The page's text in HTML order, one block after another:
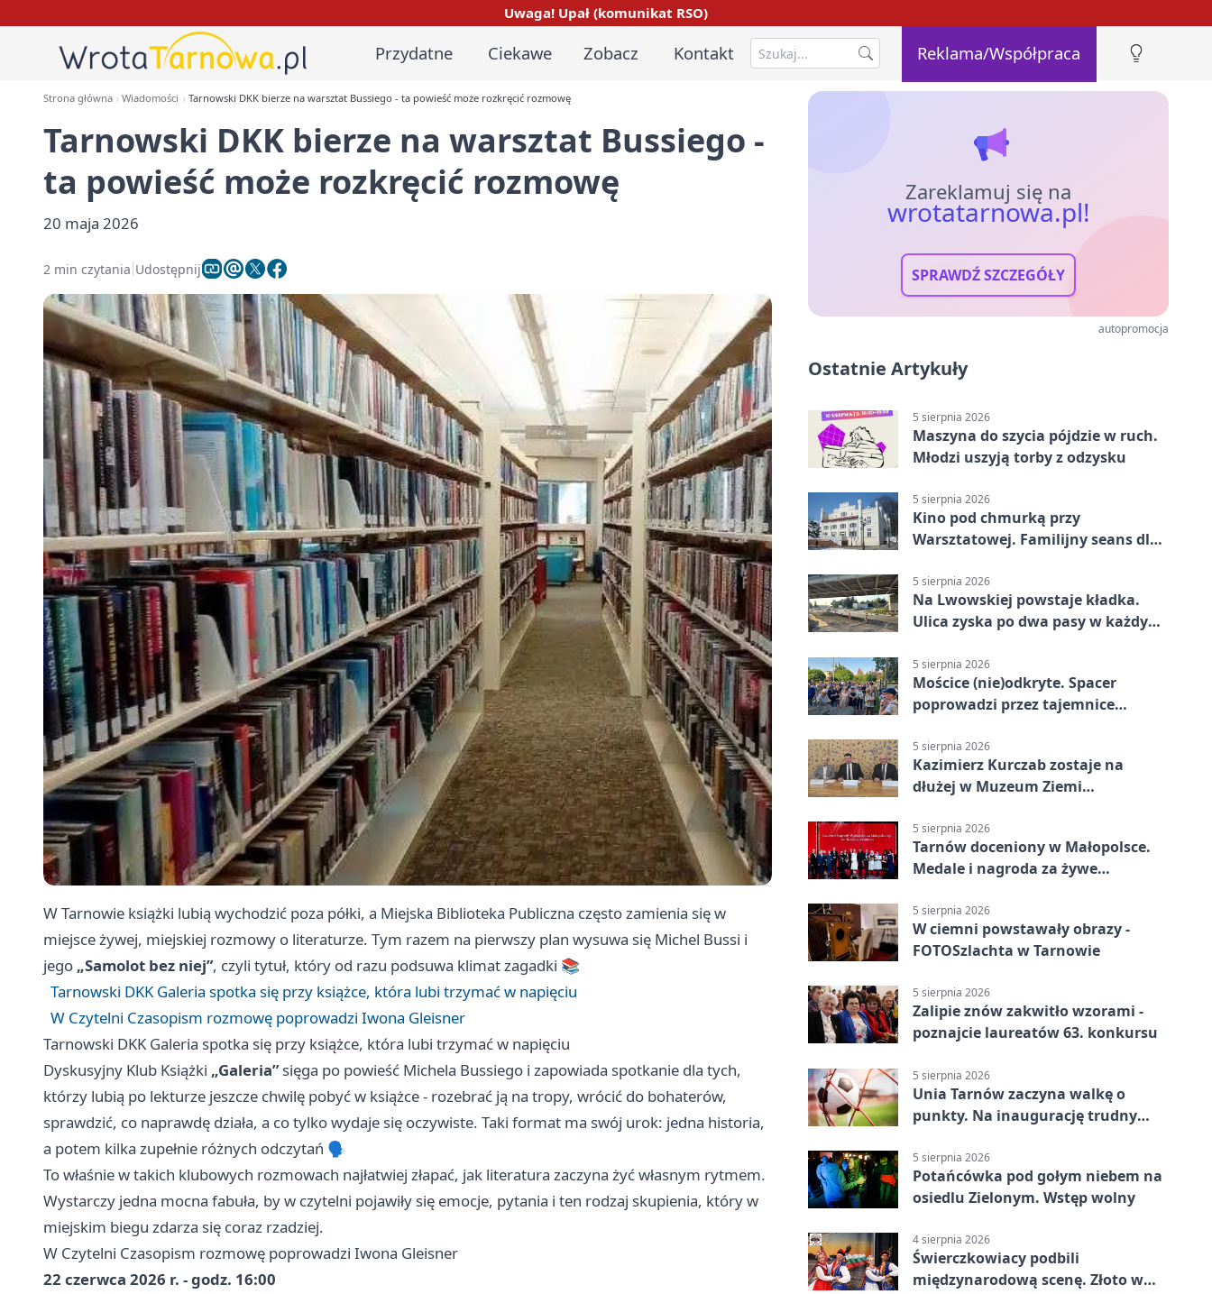
Uwaga! Upał (komunikat RSO)
Przydatne Ciekawe Zobacz Kontakt Reklama/Współpraca
Strona główna Wiadomości Tarnowski DKK bierze na warsztat Bussiego - ta powieść może rozkręcić rozmowę
Tarnowski DKK bierze na warsztat Bussiego -
ta powieść może rozkręcić rozmowę
20 maja 2026
2 min czytania Udostępnij
W Tarnowie książki lubią wychodzić poza półki, a Miejska Biblioteka Publiczna często zamienia się w
miejsce żywej, miejskiej rozmowy o literaturze. Tym razem na pierwszy plan wysuwa się Michel Bussi i
jego „Samolot bez niej”, czyli tytuł, który od razu podsuwa klimat zagadki 📚
Tarnowski DKK Galeria spotka się przy książce, która lubi trzymać w napięciu
W Czytelni Czasopism rozmowę poprowadzi Iwona Gleisner
Tarnowski DKK Galeria spotka się przy książce, która lubi trzymać w napięciu
Dyskusyjny Klub Książki „Galeria”sięga po powieść Michela Bussiego i zapowiada spotkanie dla tych,
którzy lubią po lekturze jeszcze chwilę pobyć w książce - rozebrać ją na tropy, wrócić do bohaterów,
sprawdzić, co naprawdę działa, a co tylko wydaje się oczywiste. Taki format ma swój urok: jedna historia,
a potem kilka zupełnie różnych odczytań 🗣️
To właśnie w takich klubowych rozmowach najłatwiej złapać, jak literatura zaczyna żyć własnym rytmem.
Wystarczy jedna mocna fabuła, by w czytelni pojawiły się emocje, pytania i ten rodzaj skupienia, który w
miejskim biegu zdarza się coraz rzadziej.
W Czytelni Czasopism rozmowę poprowadzi Iwona Gleisner
22 czerwca 2026 r. - godz. 16:00
Zareklamuj się na
wrotatarnowa.pl!
SPRAWDŹ SZCZEGÓŁY
autopromocja
Ostatnie Artykuły
5 sierpnia 2026
Maszyna do szycia pójdzie w ruch.
Młodzi uszyją torby z odzysku
5 sierpnia 2026
Kino pod chmurką przy
Warsztatowej. Familijny seans dla
5 sierpnia 2026
Na Lwowskiej powstaje kładka.
Ulica zyska po dwa pasy w każdym
5 sierpnia 2026
Mościce (nie)odkryte. Spacer
poprowadzi przez tajemnice
5 sierpnia 2026
Kazimierz Kurczab zostaje na
dłużej w Muzeum Ziemi
5 sierpnia 2026
Tarnów doceniony w Małopolsce.
Medale i nagroda za żywe
5 sierpnia 2026
W ciemni powstawały obrazy -
FOTOSzlachta w Tarnowie
5 sierpnia 2026
Zalipie znów zakwitło wzorami -
poznajcie laureatów 63. konkursu
5 sierpnia 2026
Unia Tarnów zaczyna walkę o
punkty. Na inaugurację trudny
5 sierpnia 2026
Potańcówka pod gołym niebem na
osiedlu Zielonym. Wstęp wolny
4 sierpnia 2026
Świerczkowiacy podbili
międzynarodową scenę. Złoto w